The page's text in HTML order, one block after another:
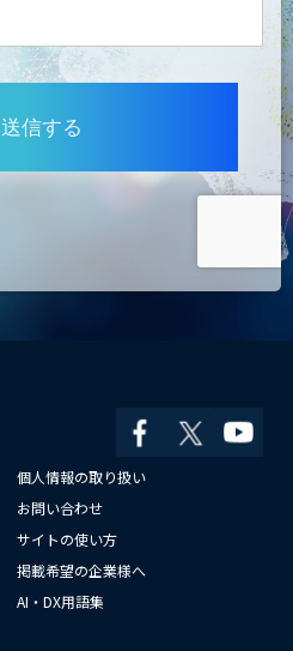
送信する
個人情報の取り扱い
お問い合わせ
サイトの使い方
掲載希望の企業様へ
AI・DX用語集